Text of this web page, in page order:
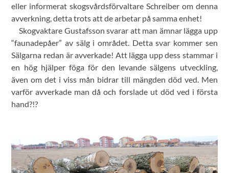
eller informerat skogsvårdsförvaltare Schreiber om denna
avverkning, detta trots att de arbetar på samma enhet!
Skogvaktare Gustafsson svarar att man ämnar lägga upp
“faunadepåer” av sälg i området. Detta svar kommer sen
Sälgarna redan är avverkade! Att lägga upp dess stammar i
en hög hjälper föga för den levande sälgens utveckling,
även om det i viss mån bidrar till mängden död ved. Men
varför avverkade man då och forslade ut död ved i första
hand?!?